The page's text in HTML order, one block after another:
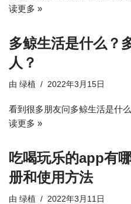
读更多 »
多鲸生活是什么？
人？
由 绿植 2022年3月15日
看到很多朋友问多鲸生活是什
读更多 »
吃喝玩乐的app有
册和使用方法
由 绿植 2022年3月11日